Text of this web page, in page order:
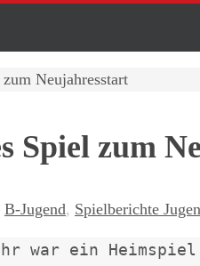
Neujahresstart
Spiel zum
B-Jugend, Spielberichte
war ein